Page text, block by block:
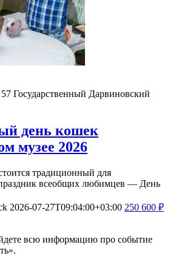
Государственный Дарвиновский
день кошек
музее 2026
традиционный для
всеобщих любимцев — День
2026-07-27T09:04:00+03:00 250 600 ₽
всю информацию про событие